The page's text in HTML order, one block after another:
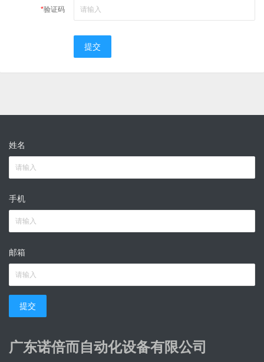
*验证码
提交
姓名
手机
邮箱
提交
广东诺倍而自动化设备有限公司